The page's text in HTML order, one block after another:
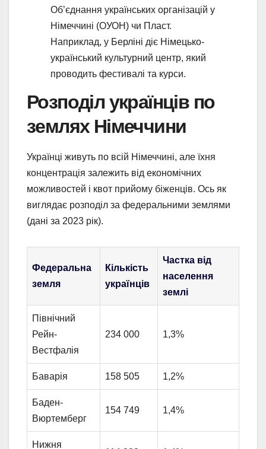
Об’єднання українських організацій у
Німеччині (ОУОН) чи Пласт.
Наприклад, у Берліні діє Німецько-
український культурний центр, який
проводить фестивалі та курси.
Розподіл українців по
землях Німеччини
Українці живуть по всій Німеччині, але їхня
концентрація залежить від економічних
можливостей і квот прийому біженців. Ось як
виглядає розподіл за федеральними землями
(дані за 2023 рік).
Федеральна
земля
Кількість
українців
Частка від
населення
землі
Північний
Рейн-
Вестфалія
234 000 1,3%
Баварія 158 505 1,2%
Баден-
Вюртемберг
154 749 1,4%
Нижня